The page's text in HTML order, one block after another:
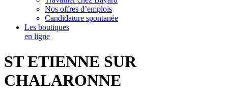
Nos offres d’emplois
Candidature spontanée
Les boutiques
en ligne
ST ETIENNE SUR
CHALARONNE